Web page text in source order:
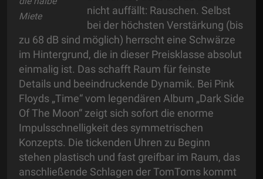
Miete
nicht auffällt: Rauschen. Selbst
bei der höchsten Verstärkung (bis
zu 68 dB sind möglich) herrscht eine Schwärze
im Hintergrund, die in dieser Preisklasse absolut
einmalig ist. Das schafft Raum für feinste
Details und beeindruckende Dynamik. Bei Pink
Floyds „Time“ vom legendären Album „Dark Side
Of The Moon“ zeigt sich sofort die enorme
Impulsschnelligkeit des symmetrischen
Konzepts. Die tickenden Uhren zu Beginn
stehen plastisch und fast greifbar im Raum, das
anschließende Schlagen der TomToms kommt